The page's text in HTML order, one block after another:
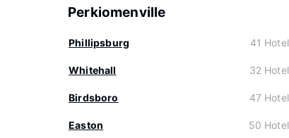
Perkiomenville
Phillipsburg 41 Hotel
Whitehall 32 Hotel
Birdsboro 47 Hotel
Easton 50 Hotel